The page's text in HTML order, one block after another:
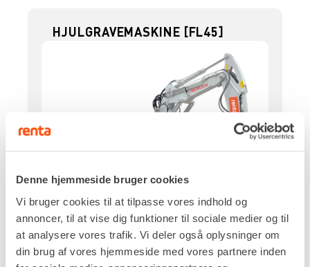
Denne hjemmeside bruger cookies
Vi bruger cookies til at tilpasse vores indhold og
annoncer, til at vise dig funktioner til sociale medier og til
at analysere vores trafik. Vi deler også oplysninger om
din brug af vores hjemmeside med vores partnere inden
HJULGRAVEMASKINE [FL45]
Drivkraft